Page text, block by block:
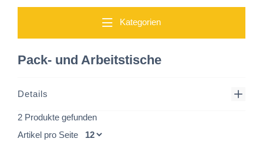
Kategorien
Pack- und Arbeitstische
Details
2 Produkte gefunden
Artikel pro Seite